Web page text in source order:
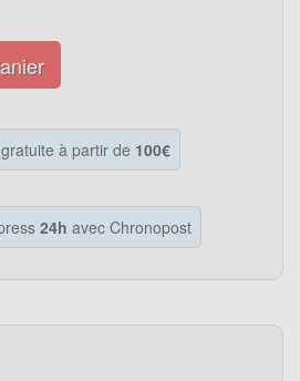
à partir de 100€
24h avec Chronopost